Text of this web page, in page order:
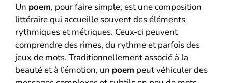
Un poem, pour faire simple, est une composition
littéraire qui accueille souvent des éléments
rythmiques et métriques. Ceux-ci peuvent
comprendre des rimes, du rythme et parfois des
jeux de mots. Traditionnellement associé à la
beauté et à l’émotion, un poem peut véhiculer des